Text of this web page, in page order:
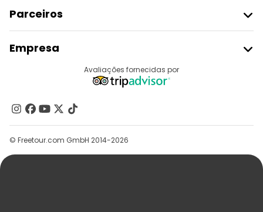
Parceiros
Registo Do Fornecedor
Programa De Afiliados
Empresa
Contacte-Nos
Grupos
Ajuda
Avaliações fornecidas por
© Freetour.com GmbH 2014-2026